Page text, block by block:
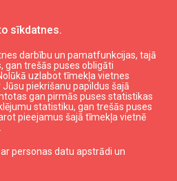
sīkdatnes.
darbību un pamatfunkcijas, tajā
gan trešās puses obligāti
uzlabot tīmekļa vietnes
piekrišanu papildus šajā
gan pirmās puses statistikas
statistiku, gan trešās puses
pieejamus šajā tīmekļa vietnē
personas datu apstrādi un
Uz augšu expand_less